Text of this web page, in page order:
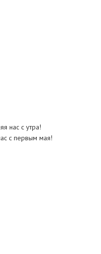
нас с утра!
с первым мая!